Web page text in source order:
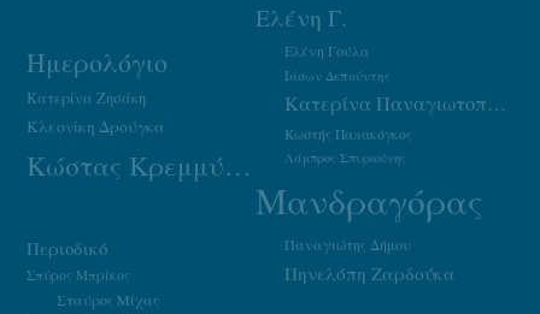
Ελένη Γ.
Ελένη Γούλα
Ημερολόγιο Ιάσων Δεπούντης
Κατερίνα Ζησάκη Κατερίνα Παναγιωτοπούλου
Κλεονίκη Δρούγκα Κωστής Παπακόγκος
Κώστας Κρεμμύδας Λάμπρος Σπυριούνης
Μανδραγόρας
Παναγιώτης Δήμου
Περιοδικό
Πηνελόπη Ζαρδούκα
Σπύρος Μπρίκος
Σταύρος Μίχας